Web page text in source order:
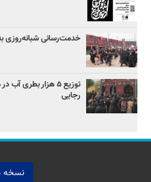
خدمت‌رسانی شبانه‌روزی
توزیع ۵ هزار
رجایی
نسخه